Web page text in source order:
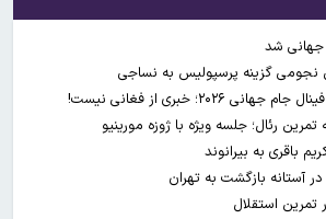
جهانی شد
نجومی گزینه پرسپولیس به نساجی
۲۰۲۶؛ خبری از فغانی نیست!
رئال؛ جلسه ویژه با ژوزه مورینیو
باقری به بیرانوند
آستانه بازگشت به تهران
استقلال